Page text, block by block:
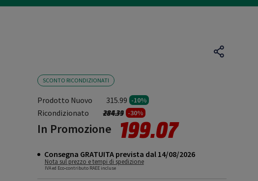
SCONTO RICONDIZIONATI
Prodotto Nuovo 315.99 -10%
Ricondizionato Prezzo ridotto da
284.39a-30%
In Promozione 199.07
Consegna GRATUITA prevista dal 14/08/2026
Nota sul prezzo e tempi di spedizione
IVA ed Eco-contributo RAEE incluse